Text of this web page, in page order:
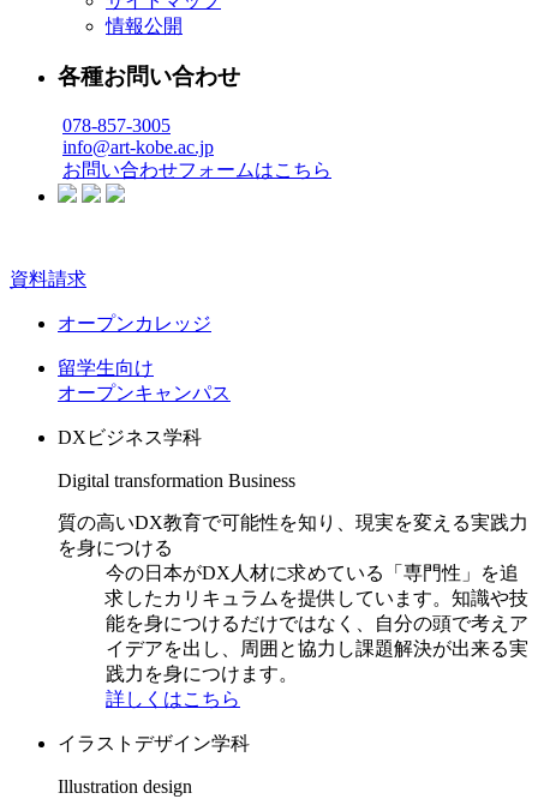
情報公開
各種お問い合わせ
078-857-3005
info@art-kobe.ac.jp
お問い合わせフォームはこちら
資料請求
オープンカレッジ
留学生向け
オープンキャンパス
DXビジネス学科
Digital transformation Business
質の高いDX教育で可能性を知り、現実を変える実践力
を身につける
今の日本がDX人材に求めている「専門性」を追
求したカリキュラムを提供しています。知識や技
能を身につけるだけではなく、自分の頭で考えア
イデアを出し、周囲と協力し課題解決が出来る実
践力を身につけます。
詳しくはこちら
イラストデザイン学科
Illustration design